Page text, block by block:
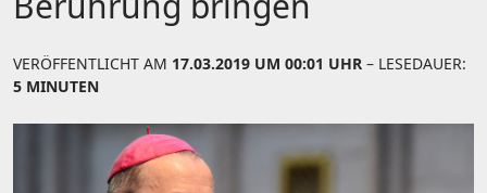
VERÖFFENTLICHT AM 17.03.2019 UM 00:01 UHR – LESEDAUER:
5 MINUTEN